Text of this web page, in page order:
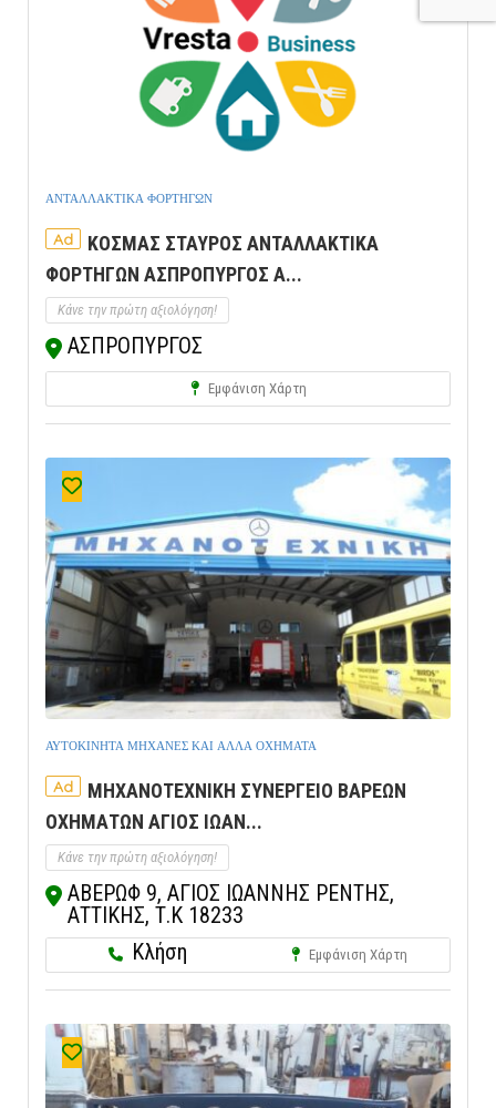
ΑΝΤΑΛΛΑΚΤΙΚΑ ΦΟΡΤΗΓΩΝ
Ad
ΚΟΣΜΑΣ ΣΤΑΥΡΟΣ ΑΝΤΑΛΛΑΚΤΙΚΑ
ΦΟΡΤΗΓΩΝ ΑΣΠΡΟΠΥΡΓΟΣ Α...
Κάνε την πρώτη αξιολόγηση!
ΑΣΠΡΟΠΥΡΓΟΣ
Εμφάνιση Χάρτη
ΑΥΤΟΚΙΝΗΤΑ ΜΗΧΑΝΕΣ ΚΑΙ ΑΛΛΑ ΟΧΗΜΑΤΑ
Ad
ΜΗΧΑΝΟΤΕΧΝΙΚΗ ΣΥΝΕΡΓΕΙΟ ΒΑΡΕΩΝ
ΟΧΗΜΑΤΩΝ ΑΓΙΟΣ ΙΩΑΝ...
Κάνε την πρώτη αξιολόγηση!
ΑΒΕΡΩΦ 9, ΑΓΙΟΣ ΙΩΑΝΝΗΣ ΡΕΝΤΗΣ,
ΑΤΤΙΚΗΣ, Τ.Κ 18233
Κλήση
Εμφάνιση Χάρτη